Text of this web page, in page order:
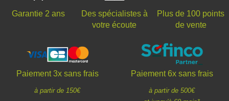
Garantie 2 ans
Des spécialistes à
votre écoute
Plus de 100 points
de vente
Paiement 3x sans frais
à partir de 150€
Paiement 6x sans frais
à partir de 500€